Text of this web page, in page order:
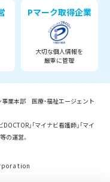
Pマーク取得企業
大切な個人情報を
厳重に管理
事業本部 医療・福祉エージェント
」「マイナビ看護師」「マイ
の運営。